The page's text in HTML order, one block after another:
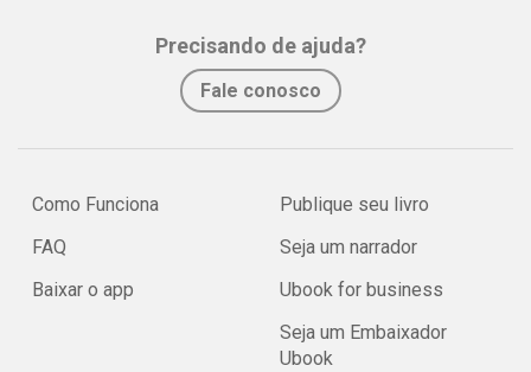
Precisando de ajuda?
Fale conosco
Como Funciona
FAQ
Baixar o app
Publique seu livro
Seja um narrador
Ubook for business
Seja um Embaixador
Ubook